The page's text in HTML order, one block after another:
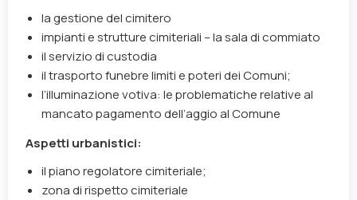
la gestione del cimitero
impianti e strutture cimiteriali – la sala di commiato
il servizio di custodia
il trasporto funebre limiti e poteri dei Comuni;
l’illuminazione votiva: le problematiche relative al
mancato pagamento dell’aggio al Comune
Aspetti urbanistici:
il piano regolatore cimiteriale;
zona di rispetto cimiteriale